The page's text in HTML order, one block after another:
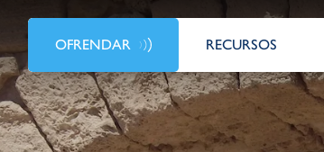
OFRENDAR RECURSOS